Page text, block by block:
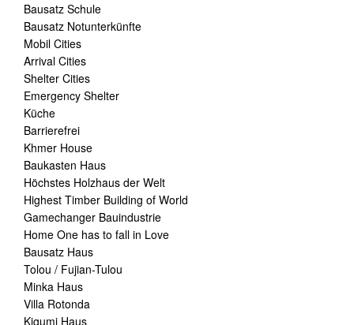
Bausatz Schule
Bausatz Notunterkünfte
Mobil Cities
Arrival Cities
Shelter Cities
Emergency Shelter
Küche
Barrierefrei
Khmer House
Baukasten Haus
Höchstes Holzhaus der Welt
Highest Timber Building of World
Gamechanger Bauindustrie
Home One has to fall in Love
Bausatz Haus
Tolou / Fujian-Tulou
Minka Haus
Villa Rotonda
Kigumi Haus